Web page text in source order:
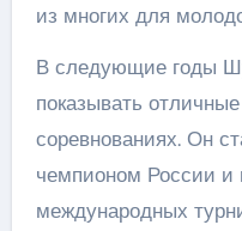
из многих для
В следующие годы
показывать
соревнованиях. Он
чемпионом России и
международных